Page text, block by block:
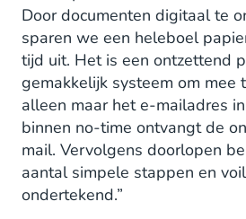
Door documenten digitaal te
sparen we een heleboel
tijd uit. Het is een ontzettend
gemakkelijk systeem om mee
alleen maar het e-mailadres
binnen no-time ontvangt de
mail. Vervolgens doorlopen
aantal simpele stappen en
ondertekend.”